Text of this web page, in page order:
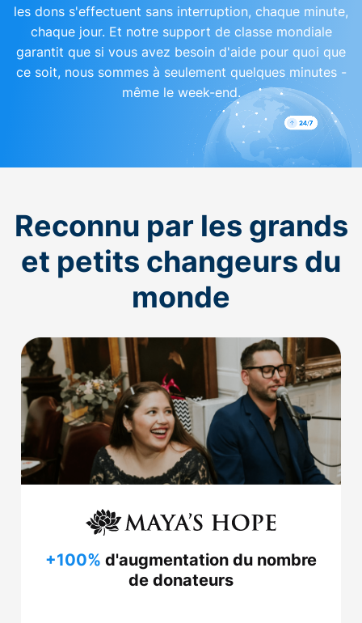
les dons s'effectuent sans interruption, chaque minute,
chaque jour. Et notre support de classe mondiale
garantit que si vous avez besoin d'aide pour quoi que
ce soit, nous sommes à seulement quelques minutes -
même le week-end.
Reconnu par les grands
et petits changeurs du
monde
+100% d'augmentation du nombre
de donateurs